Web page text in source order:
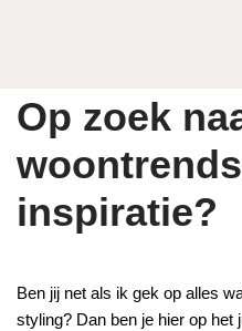
Op zoek
inspiratie?
Ben jij net als ik gek op alles
styling? Dan ben je hier op het